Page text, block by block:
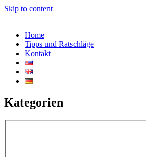
Skip to content
Home
Tipps und Ratschläge
Kontakt
Kategorien